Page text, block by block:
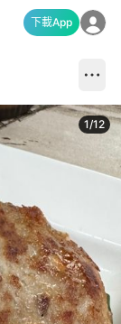
下載App
1/12